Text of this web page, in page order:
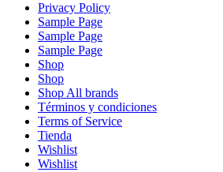
Privacy Policy
Sample Page
Sample Page
Sample Page
Shop
Shop
Shop All brands
Términos y condiciones
Terms of Service
Tienda
Wishlist
Wishlist